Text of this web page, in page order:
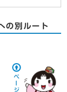
別ルート